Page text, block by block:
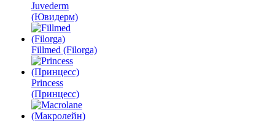
Juvederm
(Ювидерм)
Fillmed (Filorga)
Princess
(Принцесс)